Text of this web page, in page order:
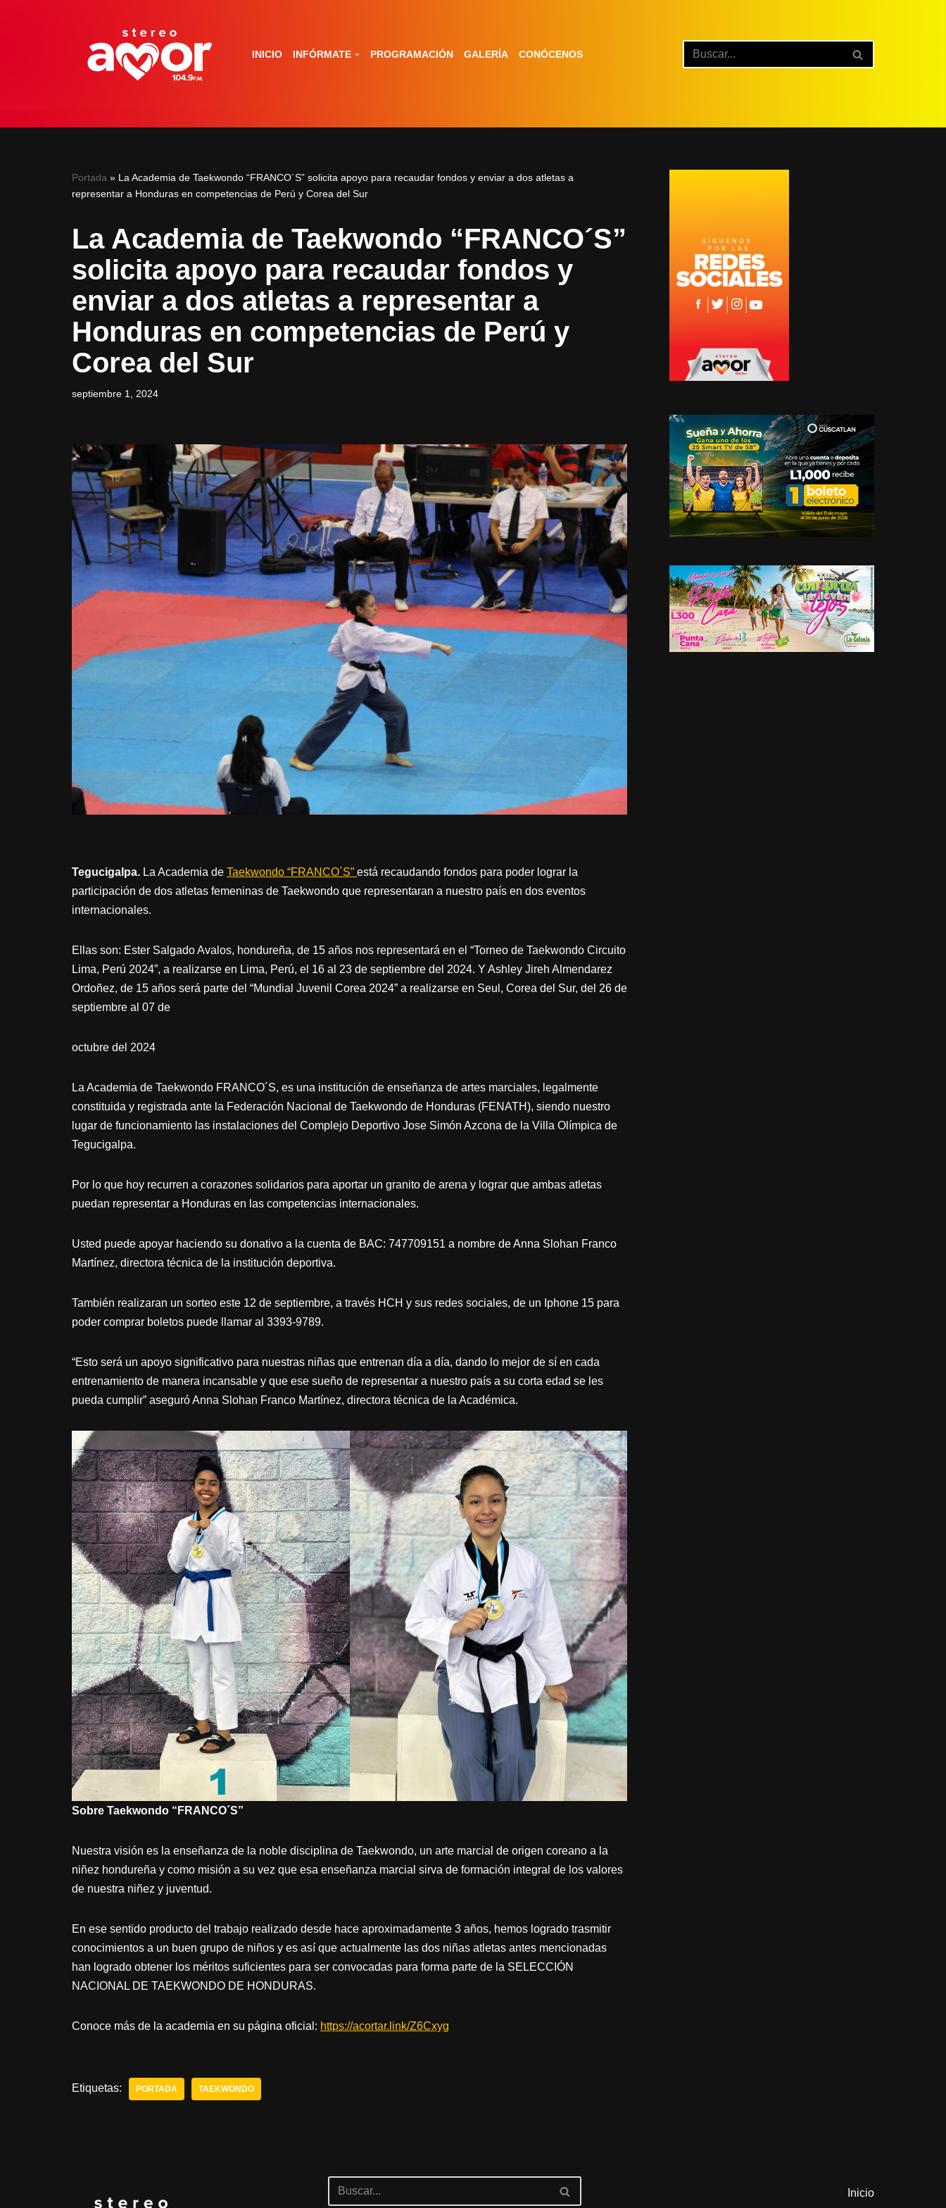
INICIO INFÓRMATE PROGRAMACIÓN GALERÍA CONÓCENOS
Portada » La Academia de Taekwondo “FRANCO´S” solicita apoyo para recaudar fondos y enviar a dos atletas a
representar a Honduras en competencias de Perú y Corea del Sur
La Academia de Taekwondo “FRANCO´S”
solicita apoyo para recaudar fondos y
enviar a dos atletas a representar a
Honduras en competencias de Perú y
Corea del Sur
septiembre 1, 2024
Tegucigalpa. La Academia de Taekwondo “FRANCO´S” está recaudando fondos para poder lograr la
participación de dos atletas femeninas de Taekwondo que representaran a nuestro país en dos eventos
internacionales.
Ellas son: Ester Salgado Avalos, hondureña, de 15 años nos representará en el “Torneo de Taekwondo Circuito
Lima, Perú 2024”, a realizarse en Lima, Perú, el 16 al 23 de septiembre del 2024. Y Ashley Jireh Almendarez
Ordoñez, de 15 años será parte del “Mundial Juvenil Corea 2024” a realizarse en Seul, Corea del Sur, del 26 de
septiembre al 07 de
octubre del 2024
La Academia de Taekwondo FRANCO´S, es una institución de enseñanza de artes marciales, legalmente
constituida y registrada ante la Federación Nacional de Taekwondo de Honduras (FENATH), siendo nuestro
lugar de funcionamiento las instalaciones del Complejo Deportivo Jose Simón Azcona de la Villa Olímpica de
Tegucigalpa.
Por lo que hoy recurren a corazones solidarios para aportar un granito de arena y lograr que ambas atletas
puedan representar a Honduras en las competencias internacionales.
Usted puede apoyar haciendo su donativo a la cuenta de BAC: 747709151 a nombre de Anna Slohan Franco
Martínez, directora técnica de la institución deportiva.
También realizaran un sorteo este 12 de septiembre, a través HCH y sus redes sociales, de un Iphone 15 para
poder comprar boletos puede llamar al 3393-9789.
“Esto será un apoyo significativo para nuestras niñas que entrenan día a día, dando lo mejor de sí en cada
entrenamiento de manera incansable y que ese sueño de representar a nuestro país a su corta edad se les
pueda cumplir” aseguró Anna Slohan Franco Martínez, directora técnica de la Académica.
Sobre Taekwondo “FRANCO´S”
Nuestra visión es la enseñanza de la noble disciplina de Taekwondo, un arte marcial de origen coreano a la
niñez hondureña y como misión a su vez que esa enseñanza marcial sirva de formación integral de los valores
de nuestra niñez y juventud.
En ese sentido producto del trabajo realizado desde hace aproximadamente 3 años, hemos logrado trasmitir
conocimientos a un buen grupo de niños y es así que actualmente las dos niñas atletas antes mencionadas
han logrado obtener los méritos suficientes para ser convocadas para forma parte de la SELECCIÓN
NACIONAL DE TAEKWONDO DE HONDURAS.
Conoce más de la academia en su página oficial: https://acortar.link/Z6Cxyg
Etiquetas: PORTADA TAEKWONDO
Inicio